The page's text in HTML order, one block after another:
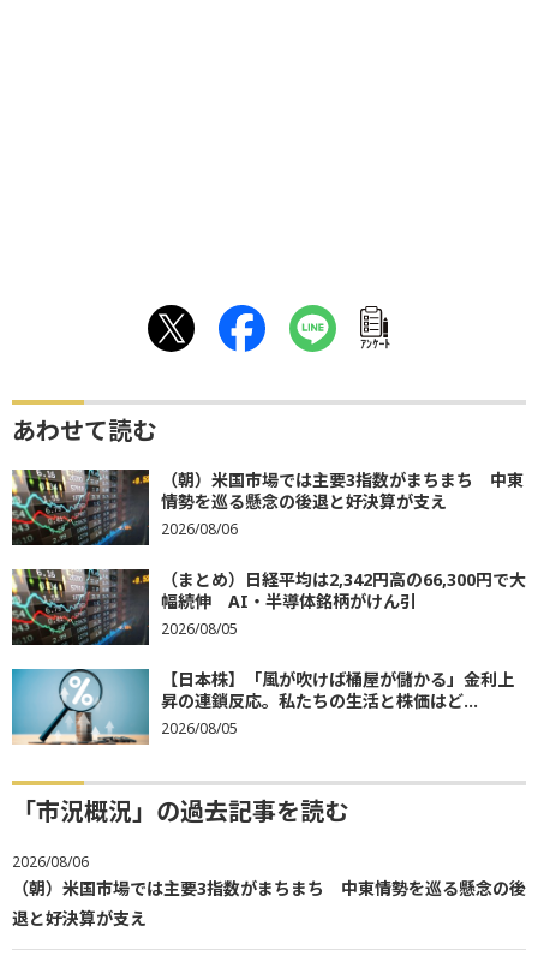
ｱﾝｹｰﾄ
あわせて読む
（朝）米国市場では主要3指数がまちまち 中東
情勢を巡る懸念の後退と好決算が支え
2026/08/06
（まとめ）日経平均は2,342円高の66,300円で大
幅続伸 AI・半導体銘柄がけん引
2026/08/05
【日本株】「風が吹けば桶屋が儲かる」金利上
昇の連鎖反応。私たちの生活と株価はど...
2026/08/05
「市況概況」の過去記事を読む
2026/08/06
（朝）米国市場では主要3指数がまちまち 中東情勢を巡る懸念の後
退と好決算が支え